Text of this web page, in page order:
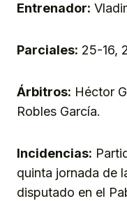
Entrenador:
Parciales: 25-16,
Árbitros: Héctor
Robles García.
Incidencias:
quinta jornada de
disputado en el